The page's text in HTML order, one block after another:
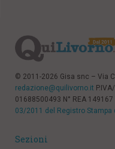
© 2011-2026 Gisa snc – Via
redazione@quilivorno.it
01688500493 N° REA 149167
03/2011 del Registro Stampa
Sezioni